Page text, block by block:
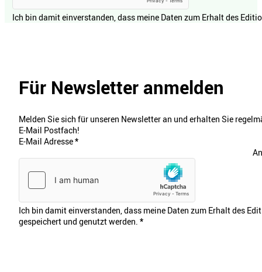
Ich bin damit einverstanden, dass meine Daten zum Erhalt des
Für Newsletter anmelden
Melden Sie sich für unseren Newsletter an und erhalten Sie
E-Mail Postfach!
E-Mail Adresse*
Ich bin damit einverstanden, dass meine Daten zum Erhalt des
gespeichert und genutzt werden. *